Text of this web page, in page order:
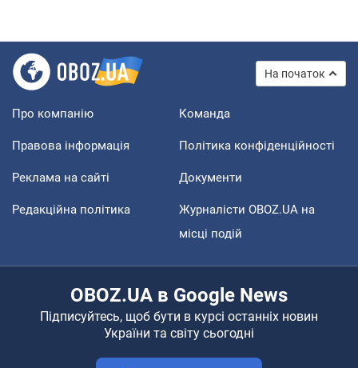
На початок
Про компанію Команда
Правова інформація Політика конфіденційності
Реклама на сайті Документи
Редакційна політика
Журналісти OBOZ.UA на
місці подій
OBOZ.UA в Google News
Підписуйтесь, щоб бути в курсі останніх новин
України та світу сьогодні